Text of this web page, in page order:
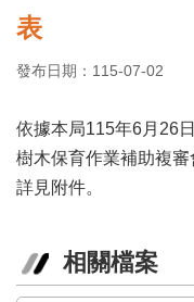
識
文
局
業
務
項
目
北
藝
表
發布日期：115-07-02
依據本局115年6月26
樹木保育作業補助複
詳見附件。
相關檔案